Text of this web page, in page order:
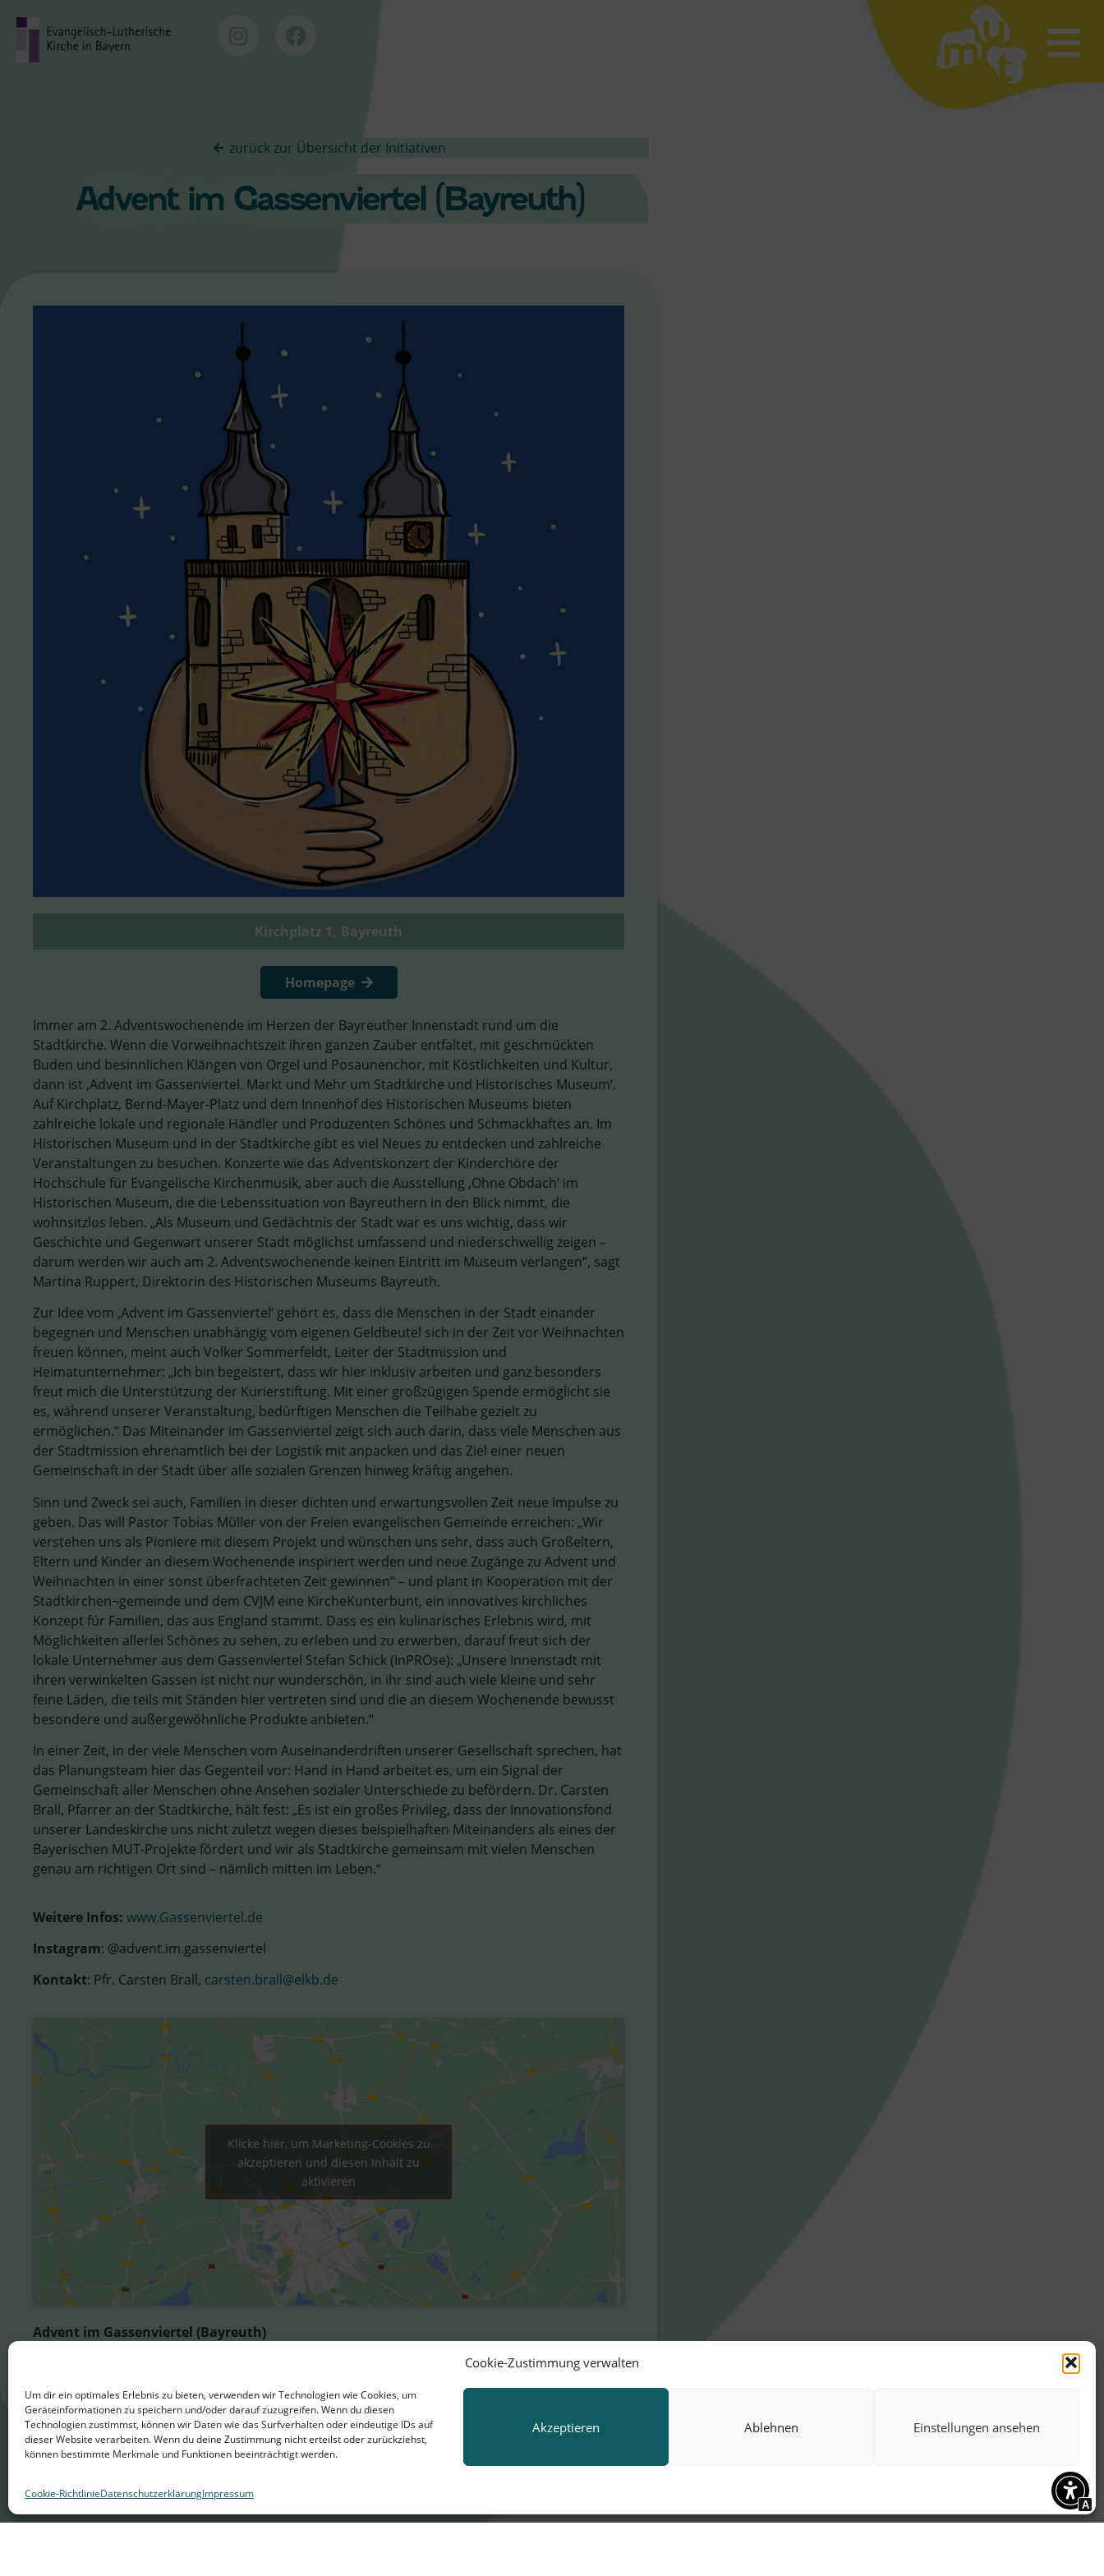
Cookie-Zustimmung verwalten
Um dir ein optimales Erlebnis zu bieten, verwenden wir Technologien wie Cookies, um
Geräteinformationen zu speichern und/oder darauf zuzugreifen. Wenn du diesen
Technologien zustimmst, können wir Daten wie das Surfverhalten oder eindeutige IDs auf
dieser Website verarbeiten. Wenn du deine Zustimmung nicht erteilst oder zurückziehst,
können bestimmte Merkmale und Funktionen beeinträchtigt werden.
Akzeptieren Ablehnen Einstellungen ansehen
Cookie-RichtlinieDatenschutzerklärungImpressum
zurück zur Übersicht der Initiativen
Advent im Gassenviertel (Bayreuth)
Kirchplatz 1, Bayreuth
Homepage
Immer am 2. Adventswochenende im Herzen der Bayreuther Innenstadt rund um die
Stadtkirche. Wenn die Vorweihnachtszeit ihren ganzen Zauber entfaltet, mit geschmückten
Buden und besinnlichen Klängen von Orgel und Posaunenchor, mit Köstlichkeiten und Kultur,
dann ist ‚Advent im Gassenviertel. Markt und Mehr um Stadtkirche und Historisches Museum‘.
Auf Kirchplatz, Bernd-Mayer-Platz und dem Innenhof des Historischen Museums bieten
zahlreiche lokale und regionale Händler und Produzenten Schönes und Schmackhaftes an. Im
Historischen Museum und in der Stadtkirche gibt es viel Neues zu entdecken und zahlreiche
Veranstaltungen zu besuchen. Konzerte wie das Adventskonzert der Kinderchöre der
Hochschule für Evangelische Kirchenmusik, aber auch die Ausstellung ‚Ohne Obdach‘ im
Historischen Museum, die die Lebenssituation von Bayreuthern in den Blick nimmt, die
wohnsitzlos leben. „Als Museum und Gedächtnis der Stadt war es uns wichtig, dass wir
Geschichte und Gegenwart unserer Stadt möglichst umfassend und niederschwellig zeigen –
darum werden wir auch am 2. Adventswochenende keinen Eintritt im Museum verlangen“, sagt
Martina Ruppert, Direktorin des Historischen Museums Bayreuth.
Zur Idee vom ‚Advent im Gassenviertel‘ gehört es, dass die Menschen in der Stadt einander
begegnen und Menschen unabhängig vom eigenen Geldbeutel sich in der Zeit vor Weihnachten
freuen können, meint auch Volker Sommerfeldt, Leiter der Stadtmission und
Heimatunternehmer: „Ich bin begeistert, dass wir hier inklusiv arbeiten und ganz besonders
freut mich die Unterstützung der Kurierstiftung. Mit einer großzügigen Spende ermöglicht sie
es, während unserer Veranstaltung, bedürftigen Menschen die Teilhabe gezielt zu
ermöglichen.“ Das Miteinander im Gassenviertel zeigt sich auch darin, dass viele Menschen aus
der Stadtmission ehrenamtlich bei der Logistik mit anpacken und das Ziel einer neuen
Gemeinschaft in der Stadt über alle sozialen Grenzen hinweg kräftig angehen.
Sinn und Zweck sei auch, Familien in dieser dichten und erwartungsvollen Zeit neue Impulse zu
geben. Das will Pastor Tobias Müller von der Freien evangelischen Gemeinde erreichen: „Wir
verstehen uns als Pioniere mit diesem Projekt und wünschen uns sehr, dass auch Großeltern,
Eltern und Kinder an diesem Wochenende inspiriert werden und neue Zugänge zu Advent und
Weihnachten in einer sonst überfrachteten Zeit gewinnen“ – und plant in Kooperation mit der
Stadtkirchen¬gemeinde und dem CVJM eine KircheKunterbunt, ein innovatives kirchliches
Konzept für Familien, das aus England stammt. Dass es ein kulinarisches Erlebnis wird, mit
Möglichkeiten allerlei Schönes zu sehen, zu erleben und zu erwerben, darauf freut sich der
lokale Unternehmer aus dem Gassenviertel Stefan Schick (InPROse): „Unsere Innenstadt mit
ihren verwinkelten Gassen ist nicht nur wunderschön, in ihr sind auch viele kleine und sehr
feine Läden, die teils mit Ständen hier vertreten sind und die an diesem Wochenende bewusst
besondere und außergewöhnliche Produkte anbieten.“
In einer Zeit, in der viele Menschen vom Auseinanderdriften unserer Gesellschaft sprechen, hat
das Planungsteam hier das Gegenteil vor: Hand in Hand arbeitet es, um ein Signal der
Gemeinschaft aller Menschen ohne Ansehen sozialer Unterschiede zu befördern. Dr. Carsten
Brall, Pfarrer an der Stadtkirche, hält fest: „Es ist ein großes Privileg, dass der Innovationsfond
unserer Landeskirche uns nicht zuletzt wegen dieses beispielhaften Miteinanders als eines der
Bayerischen MUT-Projekte fördert und wir als Stadtkirche gemeinsam mit vielen Menschen
genau am richtigen Ort sind – nämlich mitten im Leben.“
Weitere Infos: www.Gassenviertel.de
Instagram: @advent.im.gassenviertel
Kontakt: Pfr. Carsten Brall, carsten.brall@elkb.de
Klicke hier, um Marketing-Cookies zu
akzeptieren und diesen Inhalt zu
aktivieren
Advent im Gassenviertel (Bayreuth)
A